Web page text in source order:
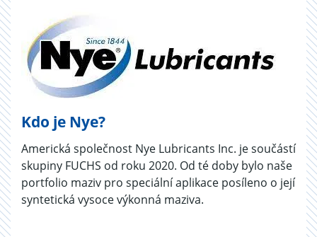
Kdo je Nye?
Americká společnost Nye Lubricants Inc. je součástí
skupiny FUCHS od roku 2020. Od té doby bylo naše
portfolio maziv pro speciální aplikace posíleno o její
syntetická vysoce výkonná maziva.